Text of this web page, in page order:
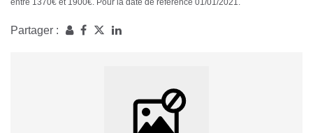
entre 1370€ et 1900€. Pour la date de référence 01/01/2021.
Partager :